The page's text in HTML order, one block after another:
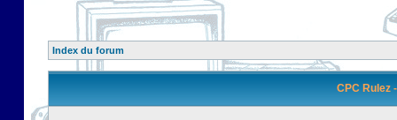
Index du forum
CPC Rulez